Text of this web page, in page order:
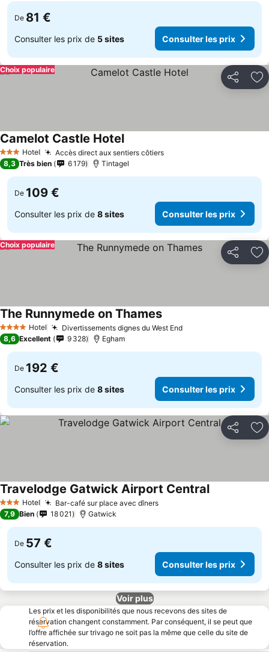
De 81 €
Consulter les prix de 5 sites Consulter les prix
Partager
Choix populaire
3 ÉtoilesHotel Accès direct aux sentiers côtiers
Camelot Castle Hotel
8,3 Très bien 6 179 Tintagel
De 109 €
Consulter les prix de 8 sites Consulter les prix
Partager
Choix populaire
4 Étoiles Hotel Divertissements dignes du West End
The Runnymede on Thames
8,6 Excellent 9 328 Egham
De 192 €
Consulter les prix de 8 sites Consulter les prix
Partager
3 ÉtoilesHotel Bar-café sur place avec dîners
Travelodge Gatwick Airport Central
7,9 Bien 18 021 Gatwick
De 57 €
Consulter les prix de 8 sites Consulter les prix
Voir plus
Les prix et les disponibilités que nous recevons des sites de
réservation changent constamment. Par conséquent, il se peut que
l’offre affichée sur trivago ne soit pas la même que celle du site de
réservation.